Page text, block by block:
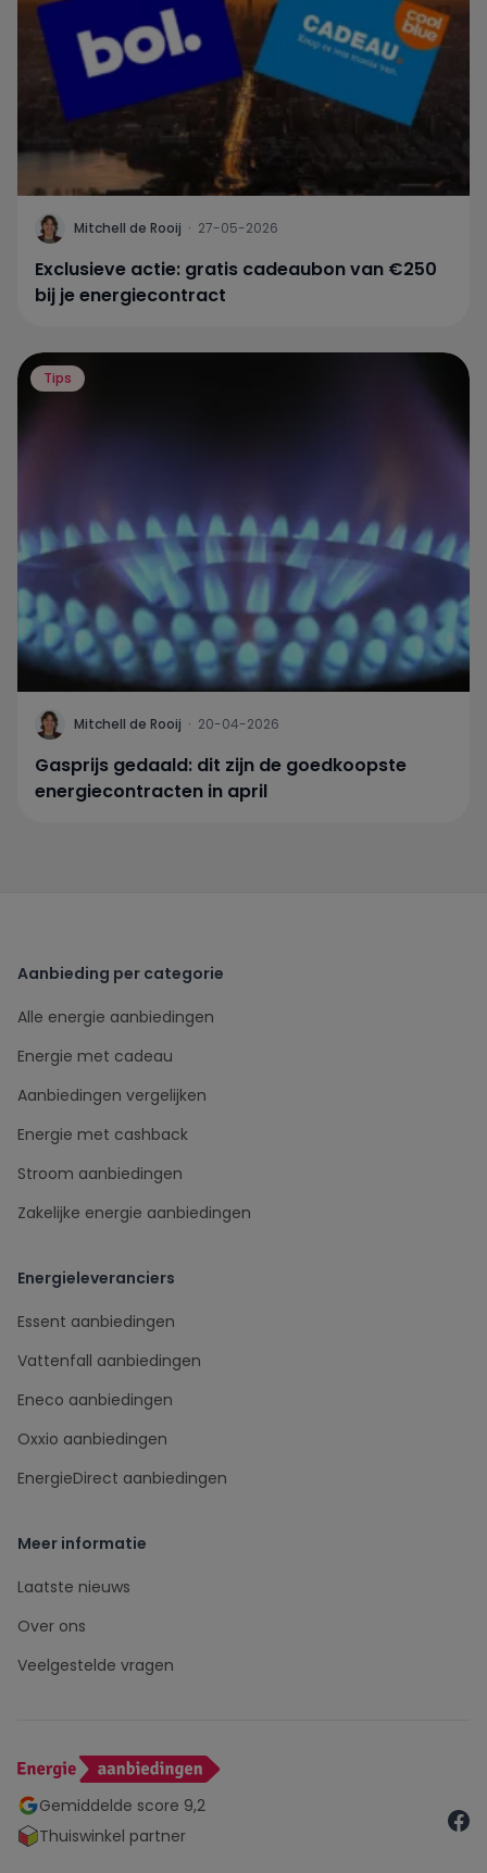
Mitchell de Rooij · 27-05-2026
Exclusieve actie: gratis cadeaubon van €250
bij je energiecontract
Tips
Mitchell de Rooij · 20-04-2026
Gasprijs gedaald: dit zijn de goedkoopste
energiecontracten in april
Gemiddelde score 9,2
Thuiswinkel partner
Aanbieding per categorie
Alle energie aanbiedingen
Energie met cadeau
Aanbiedingen vergelijken
Energie met cashback
Stroom aanbiedingen
Zakelijke energie aanbiedingen
Energieleveranciers
Essent aanbiedingen
Vattenfall aanbiedingen
Eneco aanbiedingen
Oxxio aanbiedingen
EnergieDirect aanbiedingen
Meer informatie
Laatste nieuws
Over ons
Veelgestelde vragen